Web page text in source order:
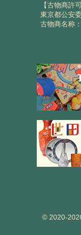
【古物商許可
東京都公安
古物商名称
© 2020-